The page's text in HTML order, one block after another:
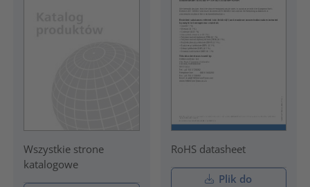
Wszystkie strone
katalogowe
RoHS datasheet
Plik do